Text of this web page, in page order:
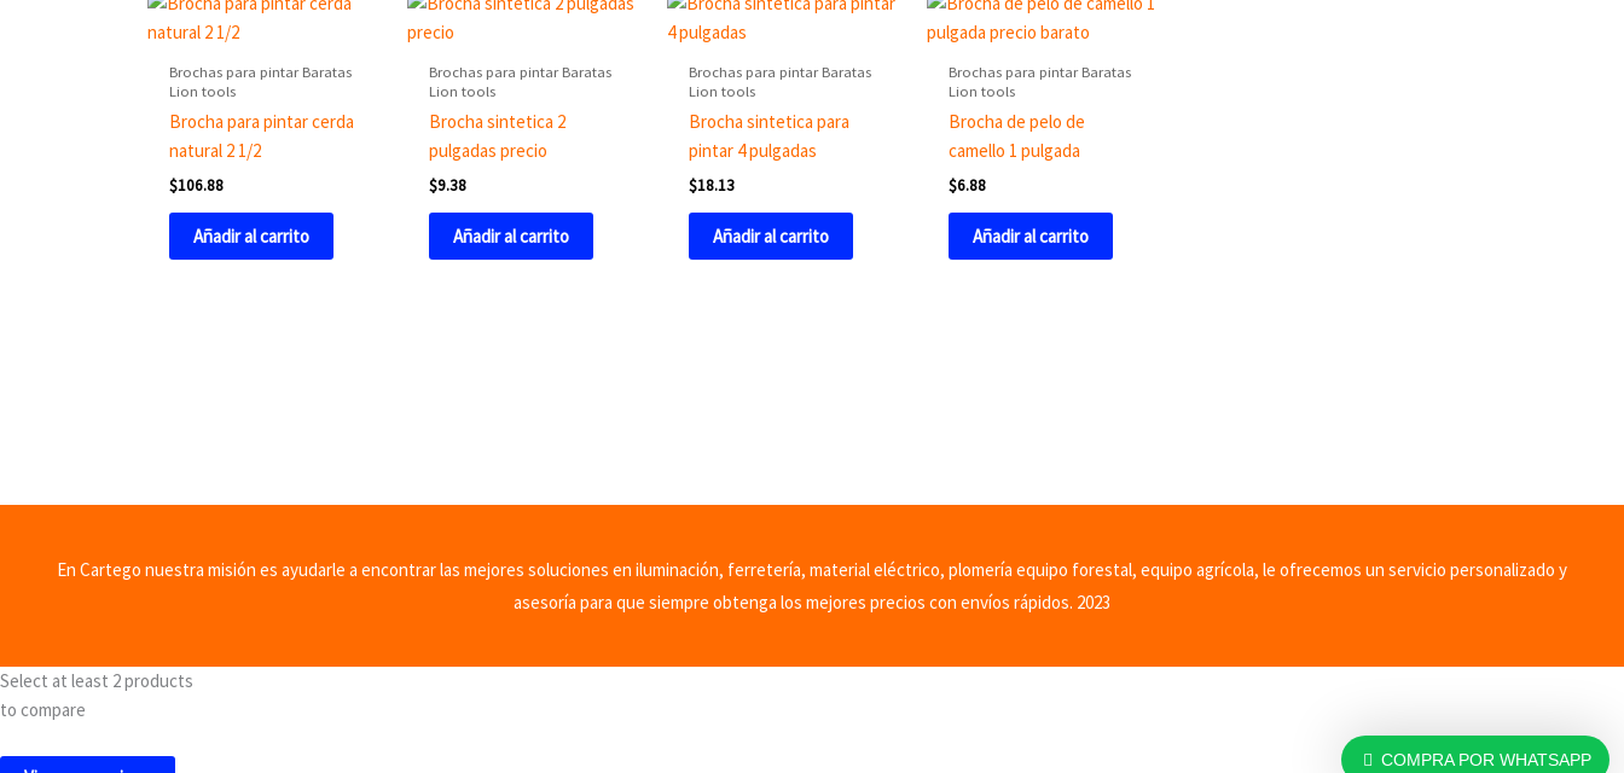
COMPRA POR WHATSAPP
Brochas para pintar Baratas
Lion tools
Brocha para pintar cerda
natural 2 1/2
$106.88
Añadir al carrito
Brochas para pintar Baratas
Lion tools
Brocha sintetica 2
pulgadas precio
$9.38
Añadir al carrito
Brochas para pintar Baratas
Lion tools
Brocha sintetica para
pintar 4 pulgadas
$18.13
Añadir al carrito
Brochas para pintar Baratas
Lion tools
Brocha de pelo de
camello 1 pulgada
$6.88
Añadir al carrito
En Cartego nuestra misión es ayudarle a encontrar las mejores soluciones en iluminación, ferretería, material eléctrico, plomería equipo forestal, equipo agrícola, le ofrecemos un servicio personalizado y
asesoría para que siempre obtenga los mejores precios con envíos rápidos. 2023
Select at least 2 products
to compare